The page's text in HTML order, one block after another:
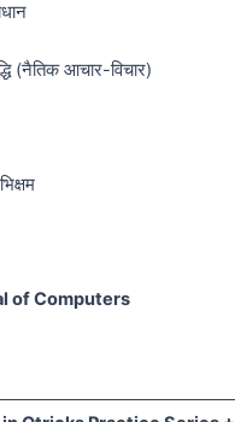
(नैतिक आचार-विचार)
of Computers